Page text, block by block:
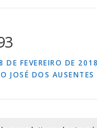
DE FEVEREIRO DE
JOSÉ DOS AUSENTES